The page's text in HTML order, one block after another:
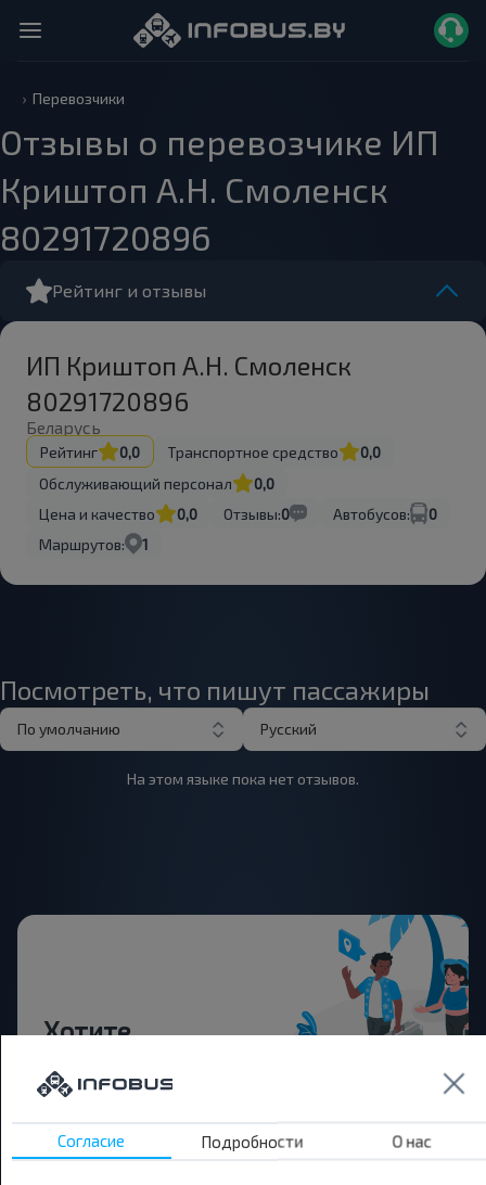
Перевозчики
Отзывы о перевозчике ИП
Криштоп А.Н. Смоленск
80291720896
Рейтинг и отзывы
ИП Криштоп А.Н. Смоленск
80291720896
Беларусь
Рейтинг 0,0 Транспортное средство
0,0
Обслуживающий персонал
0,0
Цена и качество
0,0 Отзывы:0 Автобусов:
0
Маршрутов:
1
Посмотреть, что пишут пассажиры
По умолчанию Русский
На этом языке пока нет отзывов.
Хотите
путешествовать
дешевле?
Не пропусти специальные акции, скидки и
Согласие Подробности О нас